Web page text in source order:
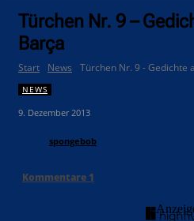
Türchen Nr. 9 –
Barça
Start News Türchen Nr. 9 - Gedichte
NEWS
9. Dezember 2013
spongebob
Kommentare 1
-